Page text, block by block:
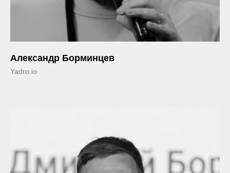
Александр Борминцев
Yadro.io